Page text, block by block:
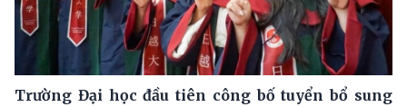
Trường Đại học đầu tiên công bố tuyển bổ sung